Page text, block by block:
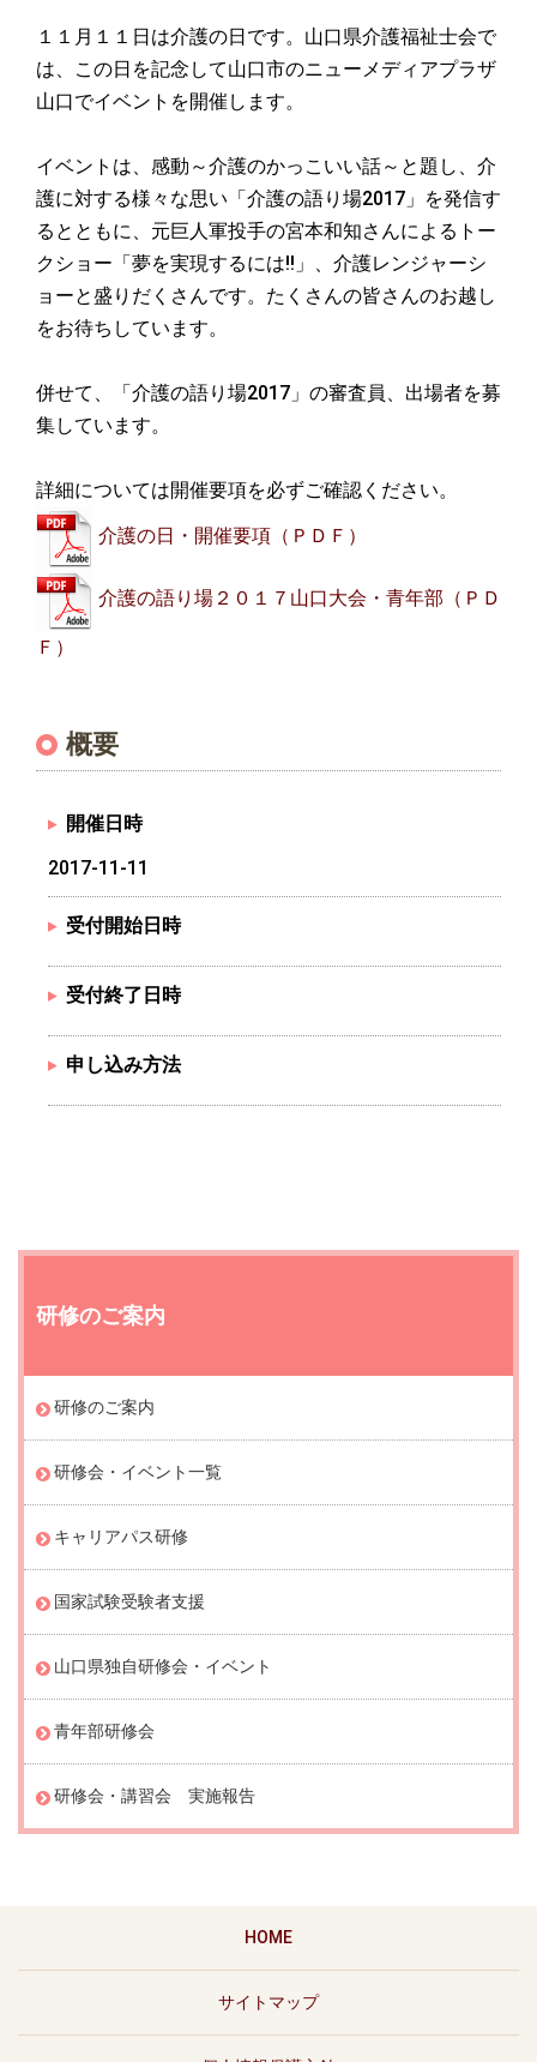
１１月１１日は介護の日です。山口県介護福祉士会で
は、この日を記念して山口市のニューメディアプラザ
山口でイベントを開催します。
イベントは、感動～介護のかっこいい話～と題し、介
護に対する様々な思い「介護の語り場2017」を発信す
るとともに、元巨人軍投手の宮本和知さんによるトー
クショー「夢を実現するには!!」、介護レンジャーシ
ョーと盛りだくさんです。たくさんの皆さんのお越し
をお待ちしています。
併せて、「介護の語り場2017」の審査員、出場者を募
集しています。
詳細については開催要項を必ずご確認ください。
介護の日・開催要項（ＰＤＦ）
介護の語り場２０１７山口大会・青年部（ＰＤ
Ｆ）
概要
開催日時
2017-11-11
受付開始日時
受付終了日時
申し込み方法
研修のご案内
研修のご案内
研修会・イベント一覧
キャリアパス研修
国家試験受験者支援
山口県独自研修会・イベント
青年部研修会
研修会・講習会 実施報告
HOME
サイトマップ